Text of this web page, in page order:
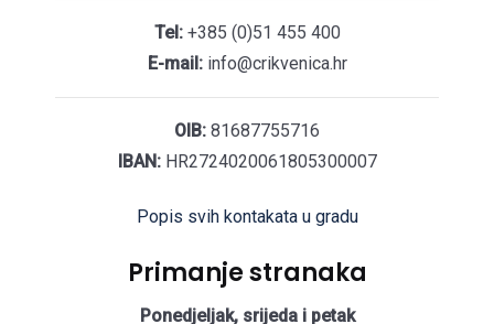
Tel:+385 (0)51 455 400
E-mail:info@crikvenica.hr
OIB: 81687755716
IBAN:HR2724020061805300007
Popis svih kontakata u gradu
Primanje stranaka
Ponedjeljak, srijeda i petak